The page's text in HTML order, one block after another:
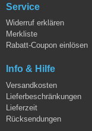
Service
Widerruf erklären
Merkliste
Rabatt-Coupon einlösen
Info & Hilfe
Versandkosten
Lieferbeschränkungen
Lieferzeit
Rücksendungen